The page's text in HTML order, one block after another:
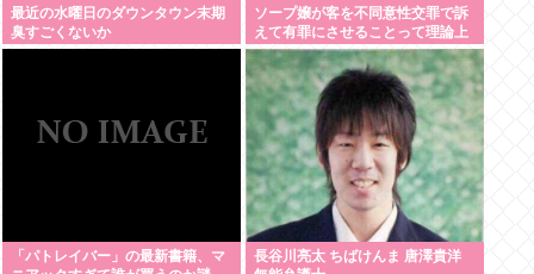
最近の水曜日のダウンタウン末期
臭すごくないか
ソープ嬢が客を不同意性交罪で訴
えて有罪にさせることって理論上
可能？
「パトレイバー」の最新書籍、マ
長谷川亮太 ちばけんま 唐澤貴洋